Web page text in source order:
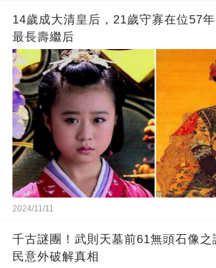
14歲成大清皇后，21歲守寡在位57
最長壽繼后
2024/11/11
千古謎團！武則天墓前61無頭石像之
民意外破解真相